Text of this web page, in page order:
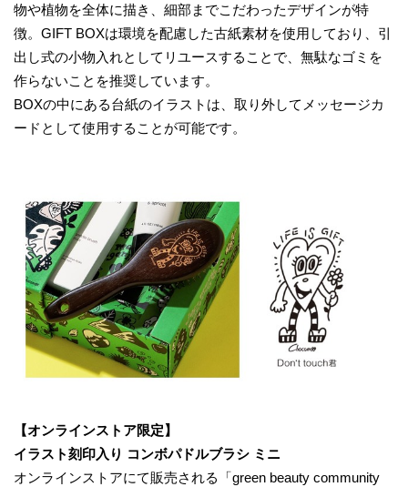
物や植物を全体に描き、細部までこだわったデザインが特
徴。GIFT BOXは環境を配慮した古紙素材を使用しており、引
出し式の小物入れとしてリユースすることで、無駄なゴミを
作らないことを推奨しています。
BOXの中にある台紙のイラストは、取り外してメッセージカ
ードとして使用することが可能です。
【オンラインストア限定】
イラスト刻印入り コンボパドルブラシ ミニ
オンラインストアにて販売される「green beauty community